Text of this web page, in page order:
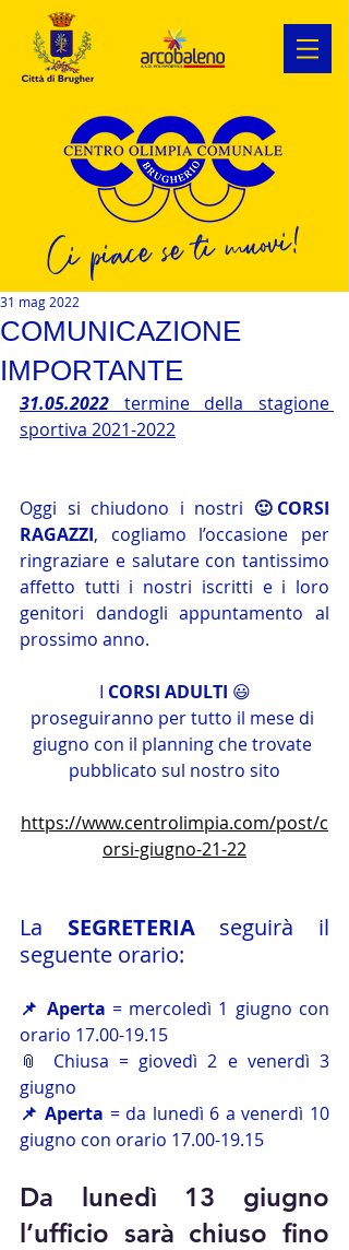
Ci piace se ti muovi!
COMUNICAZIONE
IMPORTANTE
31 mag 2022
31.05.2022 termine della stagione
sportiva 2021-2022
Oggi si chiudono i nostri 🙂CORSI
RAGAZZI, cogliamo l’occasione per
ringraziare e salutare con tantissimo
affetto tutti i nostri iscritti e i loro
genitori dandogli appuntamento al
prossimo anno.
I CORSI ADULTI 😃
proseguiranno per tutto il mese di
giugno con il planning che trovate
pubblicato sul nostro sito
https://www.centrolimpia.com/post/c
orsi-giugno-21-22
La SEGRETERIA seguirà il
seguente orario:
📌 Aperta = mercoledì 1 giugno con
orario 17.00-19.15
📎 Chiusa = giovedì 2 e venerdì 3
giugno
📌 Aperta = da lunedì 6 a venerdì 10
giugno con orario 17.00-19.15
Da lunedì 13 giugno
l’ufficio sarà chiuso fino